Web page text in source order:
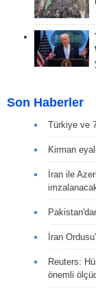
Son Haberler
Türkiye ve
Kirman
İran ile
İran
Reuters:
önemli